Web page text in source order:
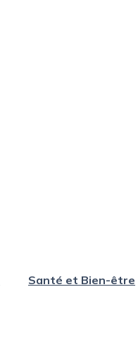
Santé et Bien-être